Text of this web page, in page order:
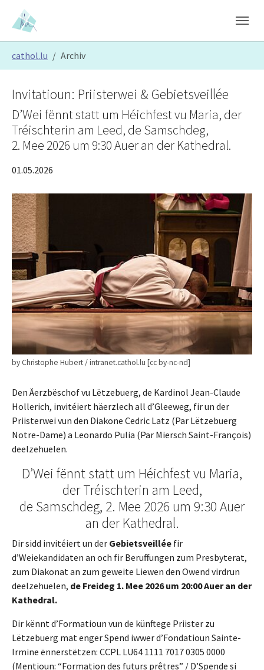
Skip to main content
Skip to page footer
cathol.lu Archiv
by Christophe Hubert / intranet.cathol.lu [cc by-nc-nd]
Den Äerzbëschof vu Lëtzebuerg, de Kardinol Jean-Claude
Hollerich, invitéiert häerzlech all d’Gleeweg, fir un der
Priisterwei vun den Diakone Cedric Latz (Par Lëtzebuerg
Notre-Dame) a Leonardo Pulia (Par Miersch Saint-François)
deelzehuelen.
D’Wei fënnt statt um Héichfest vu Maria,
der Tréischterin am Leed,
de Samschdeg, 2. Mee 2026 um 9:30 Auer
an der Kathedral.
Dir sidd invitéiert un der Gebietsveillée fir
d’Weiekandidaten an och fir Beruffungen zum Presbyterat,
zum Diakonat an zum geweite Liewen den Owend virdrun
deelzehuelen, de Freideg 1. Mee 2026 um 20:00 Auer an der
Kathedral.
Dir kënnt d’Formatioun vun de künftege Priister zu
Lëtzebuerg mat enger Spend iwwer d’Fondatioun Sainte-
Irmine ënnerstëtzen: CCPL LU64 1111 7017 0305 0000
(Mentioun: “Formation des futurs prêtres” / D’Spende si
Invitatioun: Priisterwei & Gebietsveillée
D’Wei fënnt statt um Héichfest vu Maria, der
Tréischterin am Leed, de Samschdeg,
2. Mee 2026 um 9:30 Auer an der Kathedral.
01.05.2026